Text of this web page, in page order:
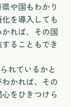
や国もわかり
を導入しても
れば、その国
ることもでき
れているかと
かれば、その
をひきつけら